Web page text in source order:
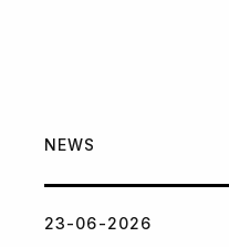
NEWS
23-06-2026